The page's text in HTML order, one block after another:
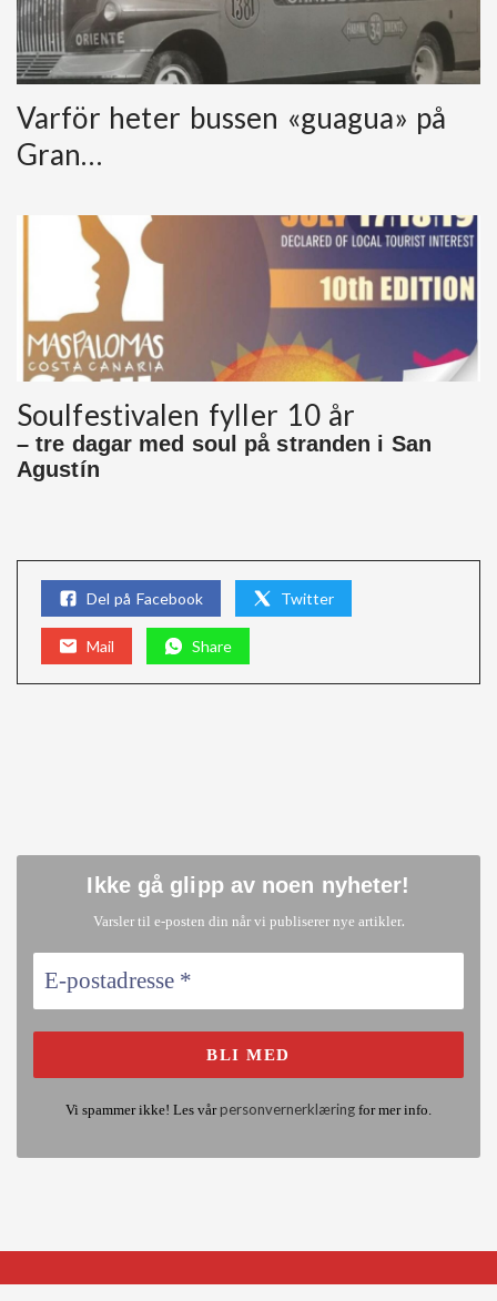
Varför heter bussen «guagua» på
Gran…
Soulfestivalen fyller 10 år
– tre dagar med soul på stranden i San
Agustín
Del på Facebook Twitter
Mail Share
Ikke gå glipp av noen nyheter!
Varsler til e-posten din når vi publiserer nye artikler.
Vi spammer ikke! Les vår personvernerklæring for mer info.